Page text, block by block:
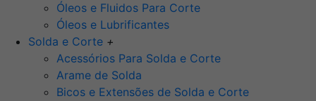
Óleos e Fluidos Para Corte
Óleos e Lubrificantes
Solda e Corte +
Acessórios Para Solda e Corte
Arame de Solda
Bicos e Extensões de Solda e Corte